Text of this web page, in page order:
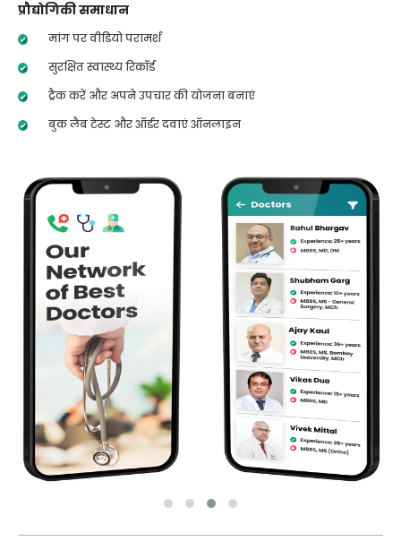
प्रौद्योगिकी समाधान
मांग पर वीडियो परामर्श
सुरक्षित स्वास्थ्य रिकॉर्ड
ट्रैक करें और अपने उपचार की योजना बनाएं
बुक लैब टेस्ट और ऑर्डर दवाएं ऑनलाइन